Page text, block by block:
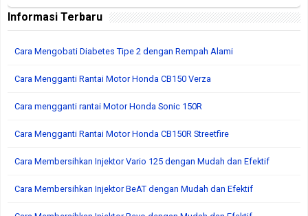
Informasi Terbaru
Cara Mengobati Diabetes Tipe 2 dengan Rempah Alami
Cara Mengganti Rantai Motor Honda CB150 Verza
Cara mengganti rantai Motor Honda Sonic 150R
Cara Mengganti Rantai Motor Honda CB150R Streetfire
Cara Membersihkan Injektor Vario 125 dengan Mudah dan Efektif
Cara Membersihkan Injektor BeAT dengan Mudah dan Efektif